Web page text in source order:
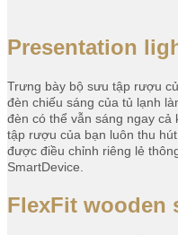
Presentation
Trưng bày bộ sưu tập rượu
đèn chiếu sáng của tủ lạnh
đèn có thể vẫn sáng ngay cả
tập rượu của bạn luôn thu
được điều chỉnh riêng lẻ
SmartDevice.
FlexFit wooden